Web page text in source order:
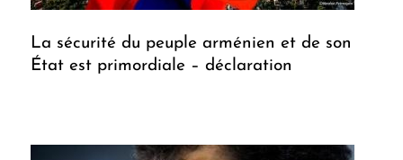
La sécurité du peuple arménien et de son
État est primordiale – déclaration